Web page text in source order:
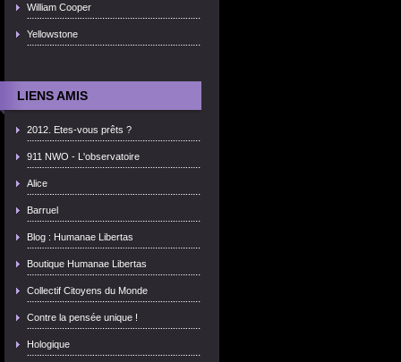
William Cooper
Yellowstone
LIENS AMIS
2012. Etes-vous prêts ?
911 NWO - L'observatoire
Alice
Barruel
Blog : Humanae Libertas
Boutique Humanae Libertas
Collectif Citoyens du Monde
Contre la pensée unique !
Hologique